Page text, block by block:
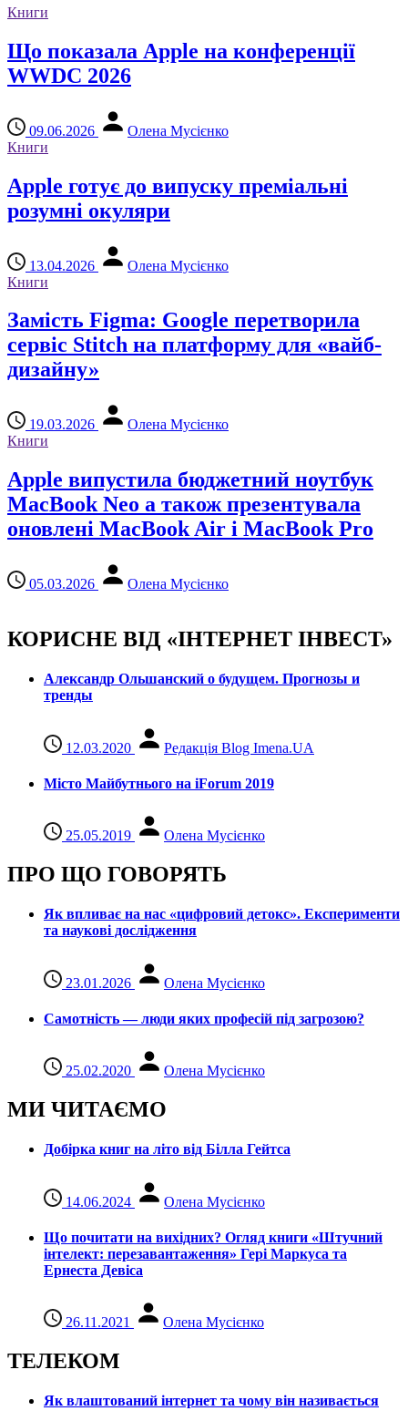
Книги
Що показала Apple на конференції
WWDC 2026
09.06.2026
Олена Мусієнко
Книги
Apple готує до випуску преміальні
розумні окуляри
13.04.2026
Олена Мусієнко
Книги
Замість Figma: Google перетворила
сервіс Stitch на платформу для «вайб-
дизайну»
19.03.2026
Олена Мусієнко
Книги
Apple випустила бюджетний ноутбук
MacBook Neo а також презентувала
оновлені MacBook Air і MacBook Pro
05.03.2026 Олена Мусієнко
КОРИСНЕ ВІД «ІНТЕРНЕТ ІНВЕСТ»
Александр Ольшанский о будущем. Прогнозы и
тренды
12.03.2020 Редакція Blog Imena.UA
Місто Майбутнього на iForum 2019
25.05.2019 Олена Мусієнко
ПРО ЩО ГОВОРЯТЬ
Як впливає на нас «цифровий детокс». Експерименти
та наукові дослідження
23.01.2026 Олена Мусієнко
Самотність — люди яких професій під загрозою?
25.02.2020 Олена Мусієнко
МИ ЧИТАЄМО
Добірка книг на літо від Білла Гейтса
14.06.2024 Олена Мусієнко
Що почитати на вихідних? Огляд книги «Штучний
інтелект: перезавантаження» Гері Маркуса та
Ернеста Девіса
26.11.2021 Олена Мусієнко
ТЕЛЕКОМ
Як влаштований інтернет та чому він називається